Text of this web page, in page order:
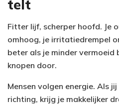
telt
Fitter lijf, scherper hoofd. Je
omhoog, je irritatiedrempel
beter als je minder vermoeid
knopen door.
Mensen volgen energie. Als
richting, krijg je makkelijker